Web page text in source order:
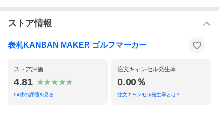
ストア情報
表札KANBAN MAKER ゴルフマーカー
ストア評価
4.81
94件の評価を見る
注文キャンセル発生率
0.00％
注文キャンセル発生率とは？